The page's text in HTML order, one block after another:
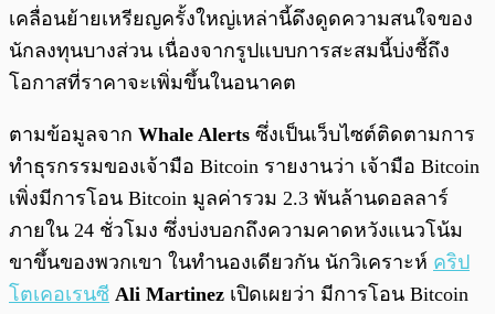
เคลื่อนย้ายเหรียญครั้งใหญ่เหล่านี้ดึงดูดความสนใจของ
นักลงทุนบางส่วน เนื่องจากรูปแบบการสะสมนี้บ่งชี้ถึง
โอกาสที่ราคาจะเพิ่มขึ้นในอนาคต
ตามข้อมูลจาก Whale Alerts ซึ่งเป็นเว็บไซต์ติดตามการ
ทำธุรกรรมของเจ้ามือ Bitcoin รายงานว่า เจ้ามือ Bitcoin
เพิ่งมีการโอน Bitcoin มูลค่ารวม 2.3 พันล้านดอลลาร์
ภายใน 24 ชั่วโมง ซึ่งบ่งบอกถึงความคาดหวังแนวโน้ม
ขาขึ้นของพวกเขา ในทำนองเดียวกัน นักวิเคราะห์ คริป
โตเคอเรนซี Ali Martinez เปิดเผยว่า มีการโอน Bitcoin